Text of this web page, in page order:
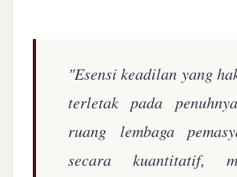
"Esensi keadilan yang
terletak pada
ruang lembaga
secara kuantitatif,